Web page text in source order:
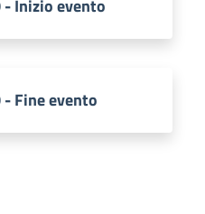
Inizio evento
Fine evento